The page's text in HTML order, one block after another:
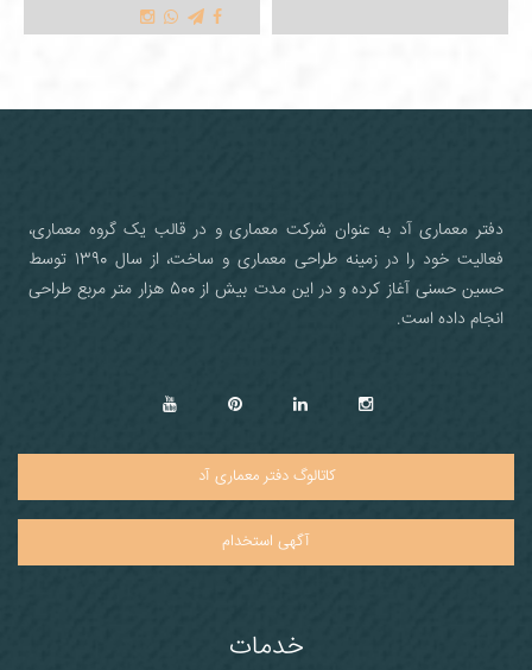
دفتر معماری آد به عنوان شرکت معماری و در قالب یک گروه معماری،
فعالیت خود را در زمینه طراحی معماری و ساخت، از سال 1390 توسط
حسین حسنی آغاز کرده و در این مدت بیش از 500 هزار متر مربع طراحی
انجام داده است.
کاتالوگ دفتر معماری آد
آگهی استخدام
خدمات